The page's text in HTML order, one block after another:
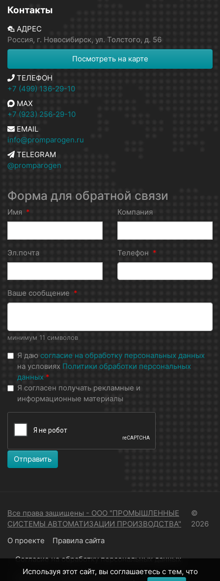
Контакты
АДРЕС
Россия, г. Новосибирск, ул. Толстого, д. 56
Посмотреть на карте
ТЕЛЕФОН
+7 (499) 136-29-10
MAX
+7 (923) 256-29-10
EMAIL
info@promparogen.ru
TELEGRAM
@promparogen
Форма для обратной связи
Имя * Компания
Эл.почта Телефон *
Ваше сообщение *
минимум 11 символов
Я даю согласие на обработку персональных данных
на условиях Политики обработки персональных
данных *
Я согласен получать рекламные и
информационные материалы
Отправить
Все права защищены - ООО "ПРОМЫШЛЕННЫЕ
СИСТЕМЫ АВТОМАТИЗАЦИИ ПРОИЗВОДСТВА"
©
2026
О проекте
Правила сайта
Согласие на обработку персональных данных
Политика конфиденциальности
Используя этот сайт, вы соглашаетесь с тем, что